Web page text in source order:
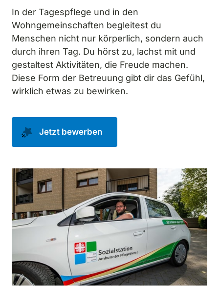
In der Tagespflege und in den
Wohngemeinschaften begleitest du
Menschen nicht nur körperlich, sondern auch
durch ihren Tag. Du hörst zu, lachst mit und
gestaltest Aktivitäten, die Freude machen.
Diese Form der Betreuung gibt dir das Gefühl,
wirklich etwas zu bewirken.
Jetzt bewerben